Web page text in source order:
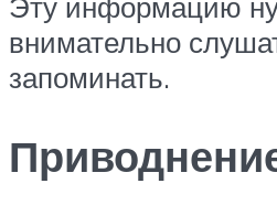
внимательно
запоминать.